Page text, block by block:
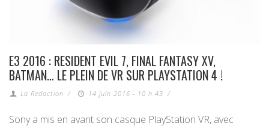
E3 2016 : RESIDENT EVIL 7, FINAL FANTASY XV,
BATMAN… LE PLEIN DE VR SUR PLAYSTATION 4 !
La Redaction / 14 juin 2016 - 10 h 43 /
Sony a mis en avant son casque PlayStation VR, avec